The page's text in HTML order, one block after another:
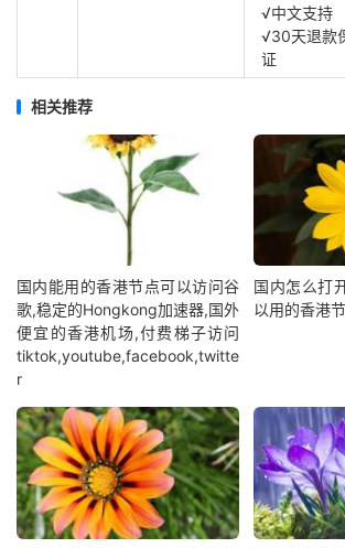
√中文支持
√30天退款
证
相关推荐
国内能用的香港节点可以访问谷
歌,稳定的Hongkong加速器,国外
便宜的香港机场,付费梯子访问
tiktok,youtube,facebook,twitte
r
国内怎么打
以用的香港